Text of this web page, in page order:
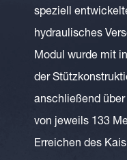
speziell
hydraulisches
Modul wurde mit
der
anschließend
von jeweils 133
Erreichen des